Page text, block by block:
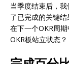
当季度结束后，
了已完成的关键
在下一个OKR周
OKR板站立状态？